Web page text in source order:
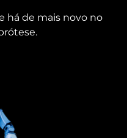
há de mais novo no